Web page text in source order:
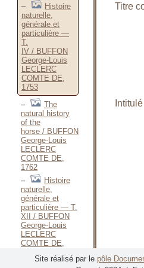
Histoire
naturelle,
générale et
particulière —
T.
IV / BUFFON
George-Louis
LECLERC
COMTE DE,
1753
The
natural history
of the
horse / BUFFON
George-Louis
LECLERC
COMTE DE,
1762
Histoire
naturelle,
générale et
particulière — T.
XII / BUFFON
George-Louis
LECLERC
COMTE DE,
Titre
Intitulé
Site réalisé par le pôle